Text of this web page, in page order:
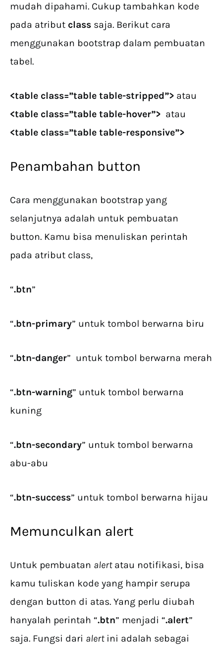
mudah dipahami. Cukup tambahkan kode
pada atribut class saja. Berikut cara
menggunakan bootstrap dalam pembuatan
tabel.
<table class=”table table-stripped”> atau
<table class=”table table-hover”> atau
<table class=”table table-responsive”>
Penambahan button
Cara menggunakan bootstrap yang
selanjutnya adalah untuk pembuatan
button. Kamu bisa menuliskan perintah
pada atribut class,
“.btn”
“.btn-primary” untuk tombol berwarna biru
“.btn-danger” untuk tombol berwarna merah
“.btn-warning” untuk tombol berwarna
kuning
“.btn-secondary” untuk tombol berwarna
abu-abu
“.btn-success” untuk tombol berwarna hijau
Memunculkan alert
Untuk pembuatan alert atau notifikasi, bisa
kamu tuliskan kode yang hampir serupa
dengan button di atas. Yang perlu diubah
hanyalah perintah “.btn” menjadi “.alert”
saja. Fungsi dari alert ini adalah sebagai